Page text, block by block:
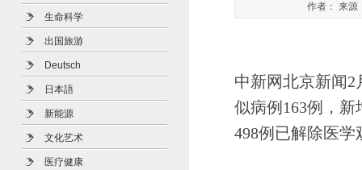
生命科学
出国旅游
Deutsch
日本語
新能源
文化艺术
医疗健康
作者： 来
中新网北京新闻
似病例163例，新
498例已解除医